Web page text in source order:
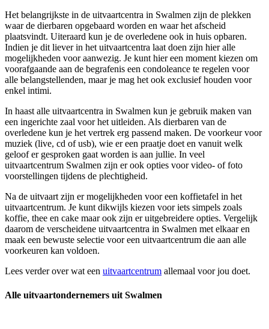
Het belangrijkste in de uitvaartcentra in Swalmen zijn de plekken
waar de dierbaren opgebaard worden en waar het afscheid
plaatsvindt. Uiteraard kun je de overledene ook in huis opbaren.
Indien je dit liever in het uitvaartcentra laat doen zijn hier alle
mogelijkheden voor aanwezig. Je kunt hier een moment kiezen om
voorafgaande aan de begrafenis een condoleance te regelen voor
alle belangstellenden, maar je mag het ook exclusief houden voor
enkel intimi.
In haast alle uitvaartcentra in Swalmen kun je gebruik maken van
een ingerichte zaal voor het uitleiden. Als dierbaren van de
overledene kun je het vertrek erg passend maken. De voorkeur voor
muziek (live, cd of usb), wie er een praatje doet en vanuit welk
geloof er gesproken gaat worden is aan jullie. In veel
uitvaartcentrum Swalmen zijn er ook opties voor video- of foto
voorstellingen tijdens de plechtigheid.
Na de uitvaart zijn er mogelijkheden voor een koffietafel in het
uitvaartcentrum. Je kunt dikwijls kiezen voor iets simpels zoals
koffie, thee en cake maar ook zijn er uitgebreidere opties. Vergelijk
daarom de verscheidene uitvaartcentra in Swalmen met elkaar en
maak een bewuste selectie voor een uitvaartcentrum die aan alle
voorkeuren kan voldoen.
Lees verder over wat een uitvaartcentrum allemaal voor jou doet.
Alle uitvaartondernemers uit Swalmen